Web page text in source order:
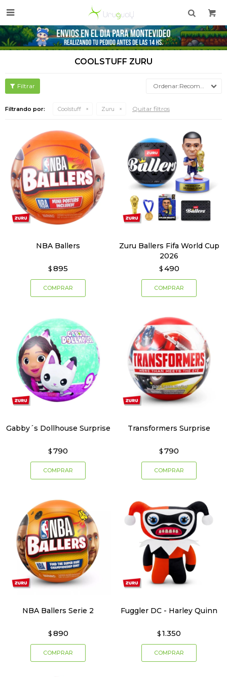

COOLSTUFF ZURU
Recomendados
Filtrando por: Coolstuff Zuru Quitar filtros
NBA Ballers
$ 895
Zuru Ballers Fifa World Cup
2026
$ 490
Gabby´s Dollhouse Surprise
$ 790
Transformers Surprise
$ 790
NBA Ballers Serie 2
$ 890
Fuggler DC - Harley Quinn
$ 1.350